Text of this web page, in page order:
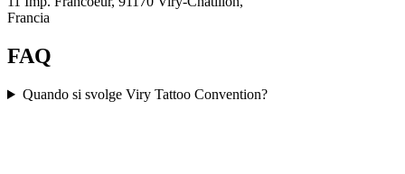
Francia
FAQ
Quando si svolge Viry Tattoo Convention?